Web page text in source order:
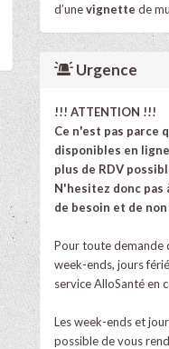
d’unevignette de
Urgence
!!! ATTENTION !!!
Ce n'est pas parce
disponibles en
plus de RDV
N'hesitez donc pas
de besoin et de
Pour toute demande
week-ends, jours
service AlloSanté en
Les week-ends et
possible de vous